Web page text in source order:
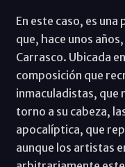
En este caso, es
que, hace unos
Carrasco. Ubicada
composición que
inmaculadistas, que
torno a su cabeza,
apocalíptica, que
aunque los artistas